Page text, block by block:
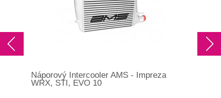
Náporový Intercooler AMS - Impreza
WRX, STI, EVO 10